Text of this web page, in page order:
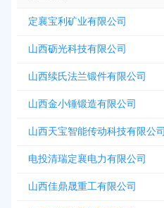
定襄宝利矿业有限公司
山西砺光科技有限公司
山西续氏法兰锻件有限公司
山西金小锤锻造有限公司
山西天宝智能传动科技有限公司
电投清瑞定襄电力有限公司
山西佳鼎晟重工有限公司